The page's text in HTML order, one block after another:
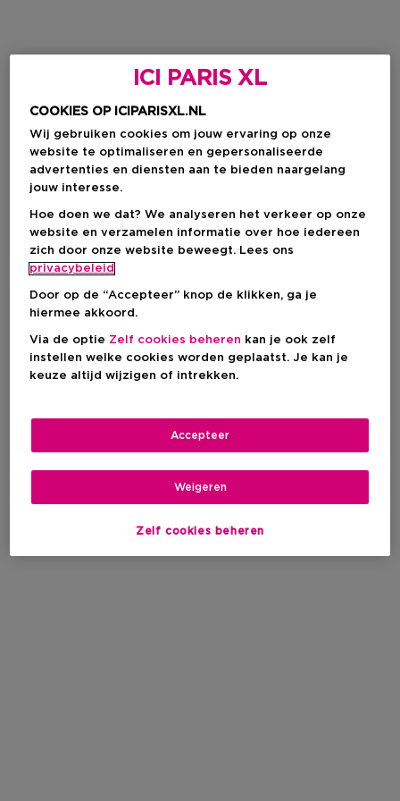
ICI PARIS XL
COOKIES OP ICIPARISXL.NL
Wij gebruiken cookies om jouw ervaring op onze
website te optimaliseren en gepersonaliseerde
advertenties en diensten aan te bieden naargelang
jouw interesse.
Hoe doen we dat? We analyseren het verkeer op onze
website en verzamelen informatie over hoe iedereen
zich door onze website beweegt. Lees ons
privacybeleid
Door op de “Accepteer” knop de klikken, ga je
hiermee akkoord.
Via de optie Zelf cookies beheren kan je ook zelf
instellen welke cookies worden geplaatst. Je kan je
keuze altijd wijzigen of intrekken.
Zelf cookies beheren
Weigeren
Accepteer